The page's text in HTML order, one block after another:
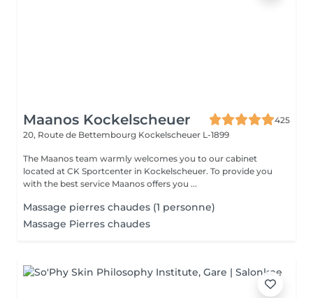
Maanos Kockelscheuer
425
20, Route de Bettembourg Kockelscheuer L-1899
The Maanos team warmly welcomes you to our cabinet
located at CK Sportcenter in Kockelscheuer. To provide you
with the best service Maanos offers you ...
Massage pierres chaudes (1 personne)
Massage Pierres chaudes